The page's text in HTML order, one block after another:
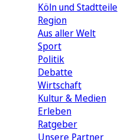
Köln und Stadtteile
Region
Aus aller Welt
Sport
Politik
Debatte
Wirtschaft
Kultur & Medien
Erleben
Ratgeber
Unsere Partner